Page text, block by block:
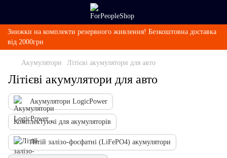
Знижки на комплекти резервного живлення! Безкоштовна доставка
від 2000грн
Акумулятори Літієві акумулятори для авто
Літієві акумулятори для авто
Акумулятори LogicPower
Комплектуючі для акумуляторів
Літій залізо-фосфатні (LiFePО4) акумулятори